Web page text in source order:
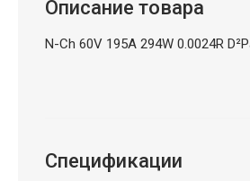
Описание товара
N-Ch 60V 195A 294W 0.0024R
Спецификации